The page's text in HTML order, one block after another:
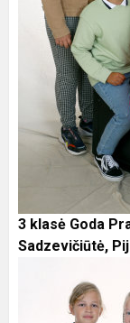
3 klasė Goda
Sadzevičiūtė,